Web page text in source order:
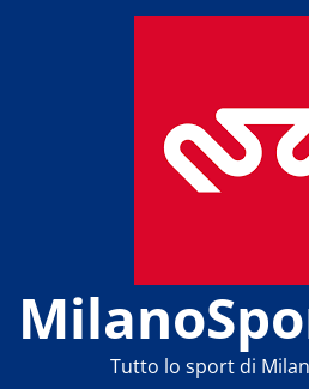
Tutto lo sport di